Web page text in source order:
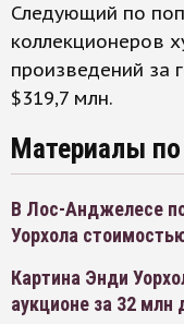
Следующий по
коллекционеров
произведений за
$319,7 млн.
Материалы
В Лос-Анджелесе
Уорхола
Картина Энди
аукционе за 32 млн